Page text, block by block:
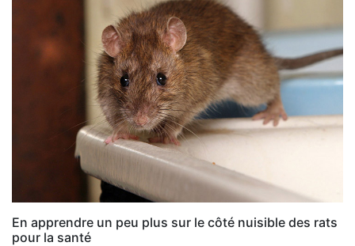
En apprendre un peu plus sur le côté nuisible des rats
pour la santé